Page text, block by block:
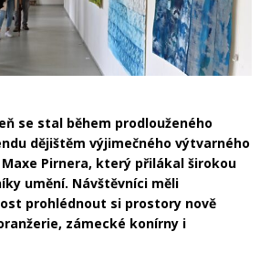
se stal během prodlouženého
dějištěm výjimečného výtvarného
Pirnera, který přilákal širokou
umění. Návštěvníci měli
prohlédnout si prostory nově
zámecké konírny i